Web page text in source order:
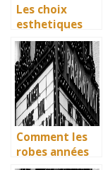
Les choix
esthetiques
surprenants du
generique de
Joker 2 (2024)
Comment les
robes années
40 vintage ont